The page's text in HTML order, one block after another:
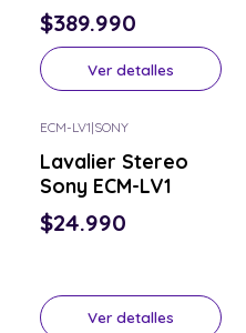
$389.990
Ver detalles
ECM-LV1|SONY
Lavalier Stereo
Sony ECM-LV1
$24.990
Ver detalles